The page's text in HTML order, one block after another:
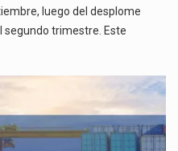
luego del desplome
segundo trimestre. Este